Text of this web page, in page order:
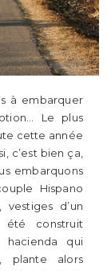
à embarquer
Le plus
cette année
c’est bien ça,
embarquons
Hispano
d’un
construit
hacienda qui
plante alors